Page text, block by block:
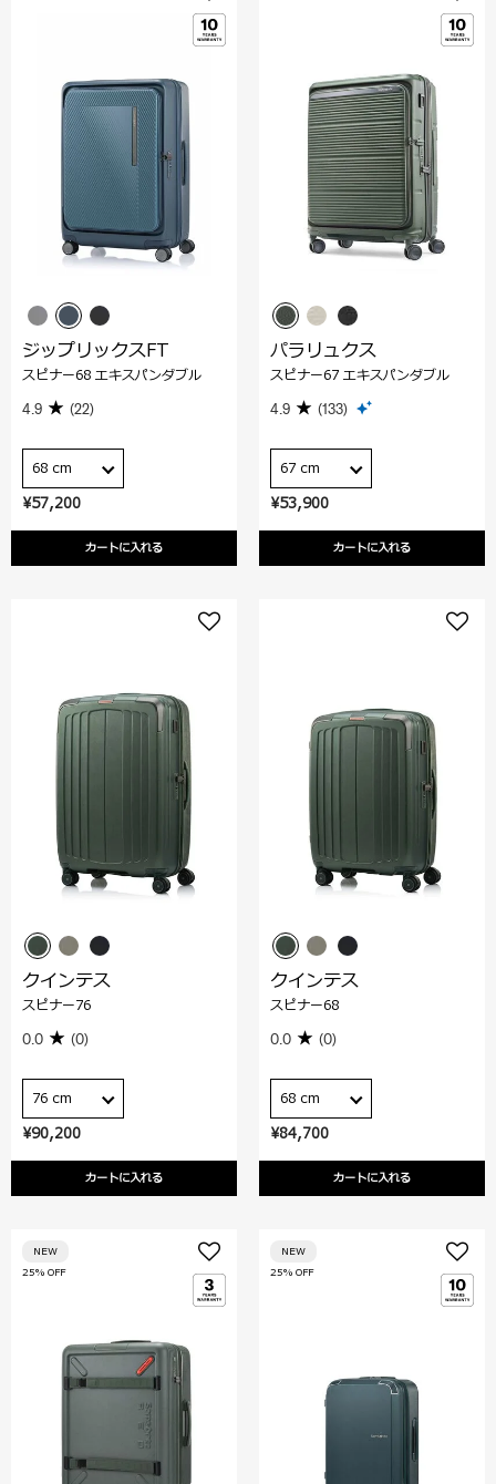
¥57,200
カートに入れる
ジップリックスFT
スピナー68 エキスパンダブル
4.9 (22)
68 cm
¥53,900
カートに入れる
パラリュクス
スピナー67 エキスパンダブル
4.9 (133)
67 cm
¥90,200
カートに入れる
クインテス
スピナー76
0.0 (0)
76 cm
¥84,700
カートに入れる
クインテス
スピナー68
0.0 (0)
68 cm
25% OFF
NEW
25% OFF
NEW